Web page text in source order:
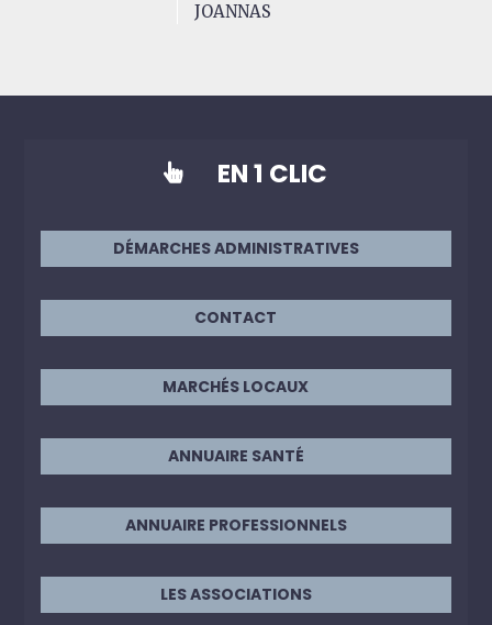
JOANNAS
 EN 1 CLIC
DÉMARCHES ADMINISTRATIVES
CONTACT
MARCHÉS LOCAUX
ANNUAIRE SANTÉ
ANNUAIRE PROFESSIONNELS
LES ASSOCIATIONS